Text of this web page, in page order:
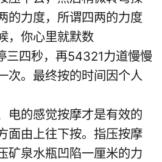
的力度，所谓四两的力度
，你心里就默数
四秒，再54321力道慢慢
次。最终按的时间因个人
电的感觉按摩才是有效的
面由上往下按。指压按摩
矿泉水瓶凹陷一厘米的力